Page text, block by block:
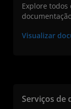
Explore
Visualizar
Serviços de